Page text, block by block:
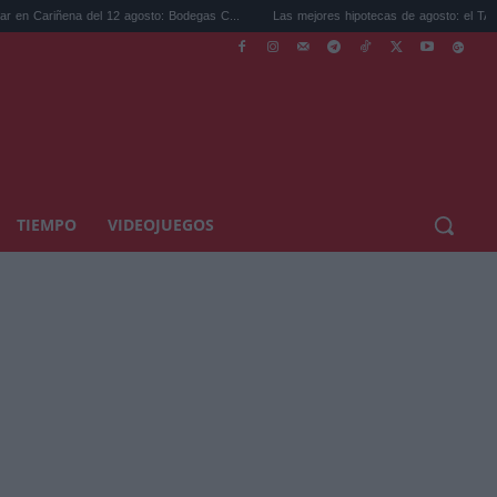
12 agosto: Bodegas C... Las mejores hipotecas de agosto: el TAE más compet...
TIEMPO VIDEOJUEGOS